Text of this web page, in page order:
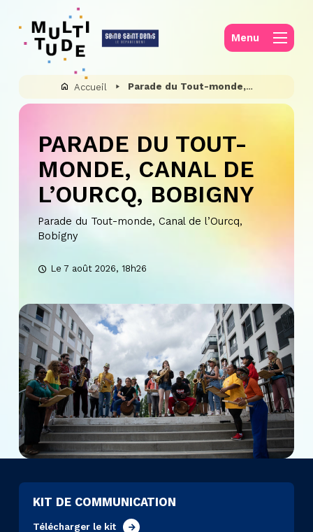
Menu
Accueil Parade du Tout-monde, Canal de l’Ourcq, Bobigny
PARADE DU TOUT-
MONDE, CANAL DE
L’OURCQ, BOBIGNY
Parade du Tout-monde, Canal de l’Ourcq,
Bobigny
Le 7 août 2026, 18h26
KIT DE COMMUNICATION
Télécharger le kit
Panneau de gestion des cookies